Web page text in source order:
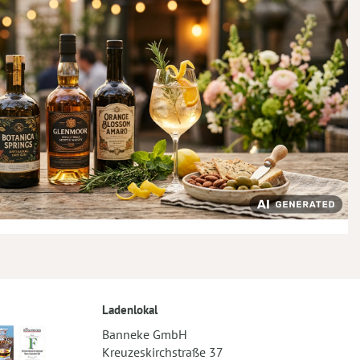
Ladenlokal
Banneke GmbH
Kreuzeskirchstraße 37